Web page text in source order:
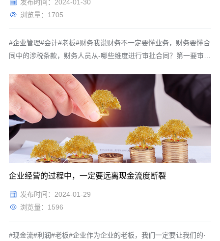
发布时间：2024-01-30
浏览量：1705
#企业管理#会计#老板#财务我说财务不一定要懂业务，财务要懂合
同中的涉税条款，财务人员从-哪些维度进行审批合同？第一要审批
的，有6个点的，有3个点的，那我们一定要细分业务类型，如硬件
跟软件虽然税率是一样的，但软件有退税啊，因为增值税超过3%的
部分即增即
企业经营的过程中，一定要远离现金流度断裂
发布时间：2024-01-29
浏览量：1596
#现金流#利润#老板#企业作为企业的老板，我们一定要让我们的·